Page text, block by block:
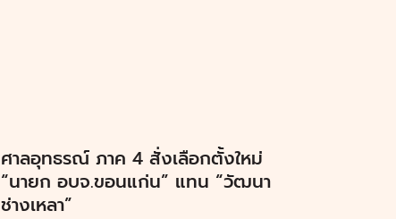
ศาลอุทธรณ์ ภาค 4 สั่งเลือกตั้งใหม่
“นายก อบจ.ขอนแก่น” แทน “วัฒนา
ช่างเหลา”